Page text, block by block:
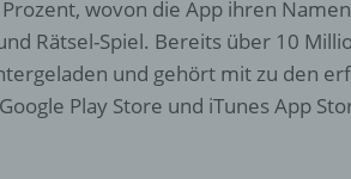
wovon die App ihren
Rätsel-Spiel. Bereits über 10
und gehört mit zu den
Play Store und iTunes App
ist jede identifizierte oder
deren personenbezogene Daten von
verarbeitet werden.